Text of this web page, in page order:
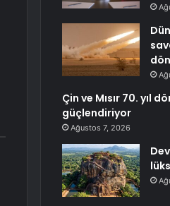
Çin ve Mısır 70. yıl
güçlendiriyor
Ağustos 7, 2026